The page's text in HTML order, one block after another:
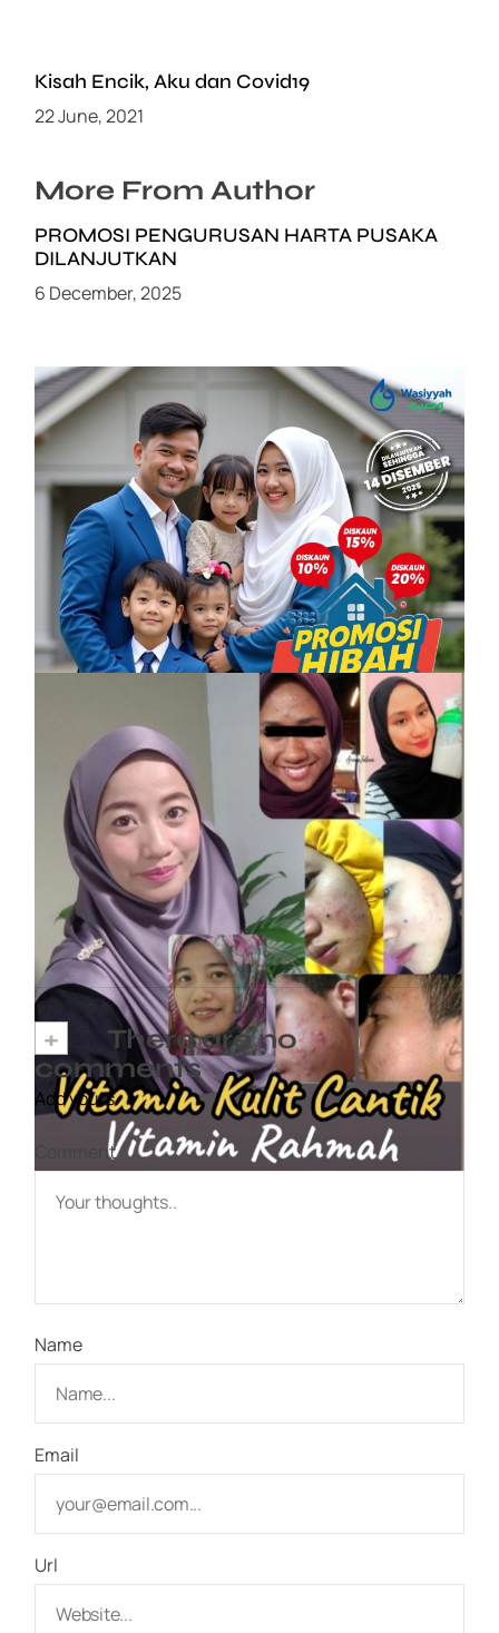
Kisah Encik, Aku dan Covid19
22 June, 2021
More From Author
PROMOSI PENGURUSAN HARTA PUSAKA
DILANJUTKAN
6 December, 2025
PROMOSI HIBAH DILANJUTKAN
6 December, 2025
Vitamin Kulit Cantik kini Vitamin Rahmah
mampu milik
7 April, 2023
+
There are no
comments
Add yours
Comment
Name
Email
Url